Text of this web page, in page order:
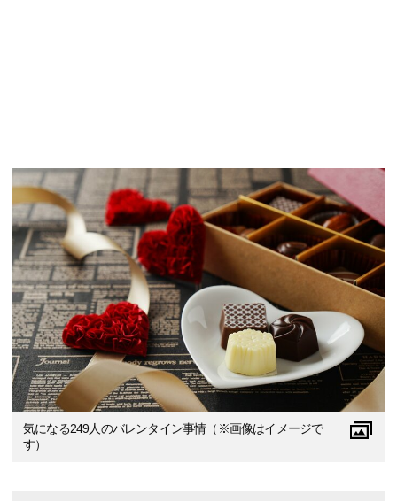
気になる249人のバレンタイン事情（※画像はイメージで
す）